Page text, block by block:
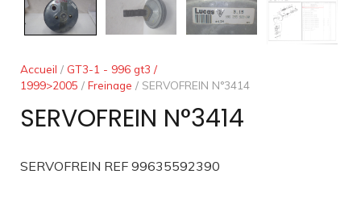
Accueil / GT3-1 - 996 gt3 /
1999>2005 / Freinage / SERVOFREIN N°3414
SERVOFREIN N°3414
SERVOFREIN REF 99635592390